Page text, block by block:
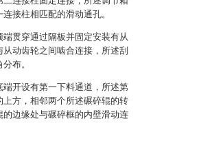
接柱相匹配的滑动通孔。
贯穿通过隔板并固定安装有从
动齿轮之间啮合连接，所述刮
布。
开设有第一下料通道，所述第
方，相邻两个所述碾碎辊的转
边缘处与碾碎框的内壁滑动连